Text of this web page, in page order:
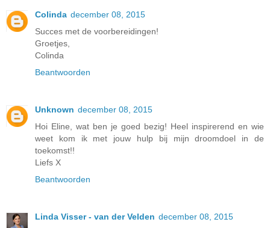
Colinda december 08, 2015
Succes met de voorbereidingen!
Groetjes,
Colinda
Beantwoorden
Unknown december 08, 2015
Hoi Eline, wat ben je goed bezig! Heel inspirerend en wie
weet kom ik met jouw hulp bij mijn droomdoel in de
toekomst!!
Liefs X
Beantwoorden
Linda Visser - van der Velden december 08, 2015